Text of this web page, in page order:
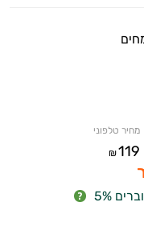
מחיר טלפוני
119
₪
5%